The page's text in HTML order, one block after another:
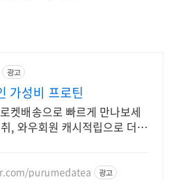
광고
가성비 프로틴
켓배송으로 빠르게 만나보세
, 와우회원 캐시적립으로 더
purumedatea 광고